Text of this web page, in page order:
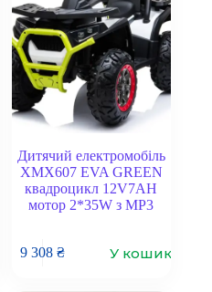
Дитячий електромобіль
XMX607 EVA GREEN
квадроцикл 12V7AH
мотор 2*35W з MP3
9 308 ₴ У кошик